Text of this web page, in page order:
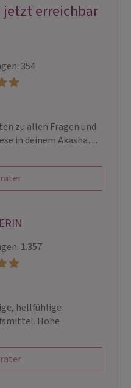
jetzt erreichbar
354
zu allen Fragen und
in deinem Akasha…
1.357
hellfühlige
Hohe